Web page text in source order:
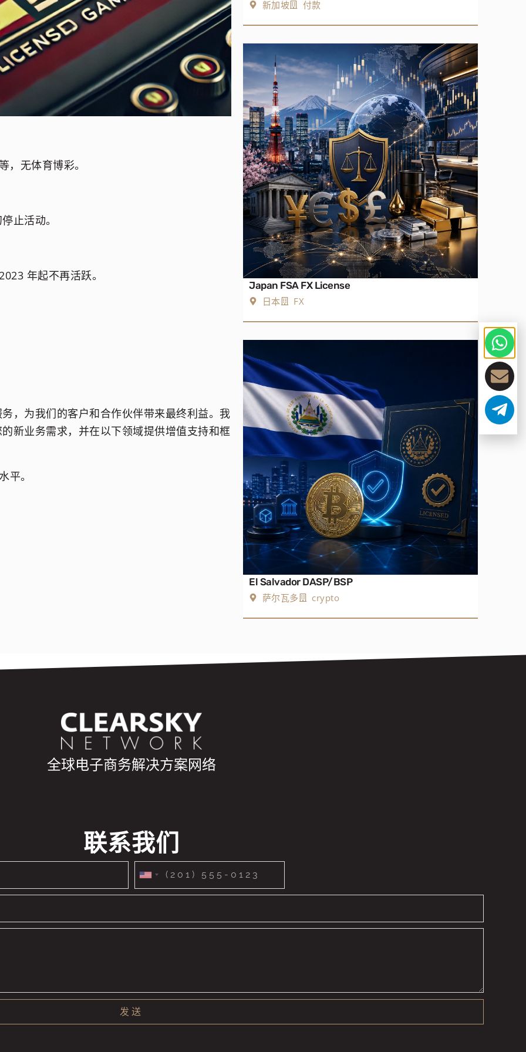
，无体育博彩。
止活动。
年起不再活跃。
，为我们的客户和合作伙伴带来最终利益。我
新业务需求，并在以下领域提供增值支持和框
平。
新加坡 付款
Japan FSA FX License
日本
FX
El Salvador DASP/BSP
萨尔瓦多
crypto
全球电子商务解决方案网络
联系我们
United
States
发送